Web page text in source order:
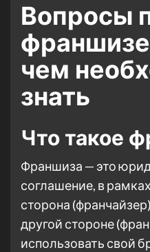
Вопросы
чем
знать
Что такое
Франшиза — это
соглашение, в
сторона
другой стороне
использовать свой